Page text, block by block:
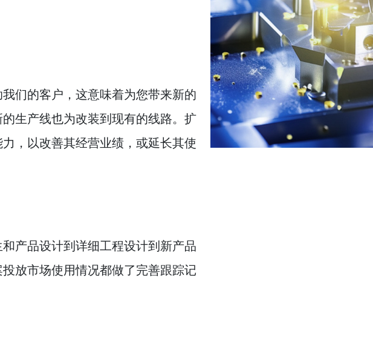
们的客户，这意味着为您带来新的
生产线也为改装到现有的线路。扩
，以改善其经营业绩，或延长其使
产品设计到详细工程设计到新产品
放市场使用情况都做了完善跟踪记